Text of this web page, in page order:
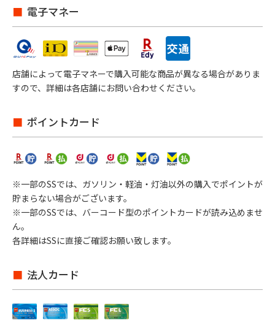
電子マネー
店舗によって電子マネーで購入可能な商品が異なる場合がありま
すので、詳細は各店舗にお問い合わせください。
ポイントカード
※一部のSSでは、ガソリン・軽油・灯油以外の購入でポイントが
貯まらない場合がございます。
※一部のSSでは、バーコード型のポイントカードが読み込めませ
ん。
各詳細はSSに直接ご確認お願い致します。
法人カード